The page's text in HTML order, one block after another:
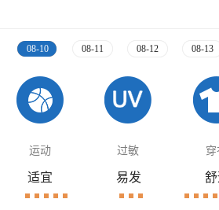
08-10 08-11 08-12 08-13
运动 过敏 穿
适宜 易发